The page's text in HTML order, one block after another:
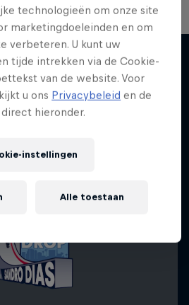
technologieën om onze site
marketingdoeleinden en om
verbeteren. U kunt uw
tijde intrekken via de Cookie-
van de website. Voor
u ons Privacybeleid en de
hieronder.
instellingen
Alle toestaan